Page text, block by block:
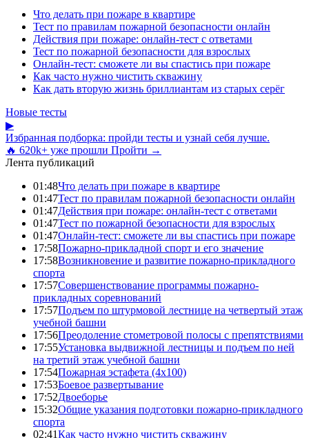
Что делать при пожаре в квартире
Тест по правилам пожарной безопасности онлайн
Действия при пожаре: онлайн-тест с ответами
Тест по пожарной безопасности для взрослых
Онлайн-тест: сможете ли вы спастись при пожаре
Как часто нужно чистить скважину
Как дать вторую жизнь бриллиантам из старых серёг
Новые тесты
▶
Избранная подборка: пройди тесты и узнай себя лучше.
🔥 620k+ уже прошли Пройти →
Лента публикаций
01:48Что делать при пожаре в квартире
01:47Тест по правилам пожарной безопасности онлайн
01:47Действия при пожаре: онлайн-тест с ответами
01:47Тест по пожарной безопасности для взрослых
01:47Онлайн-тест: сможете ли вы спастись при пожаре
17:58Пожарно-прикладной спорт и его значение
17:58Возникновение и развитие пожарно-прикладного
спорта
17:57Совершенствование программы пожарно-
прикладных соревнований
17:57Подъем по штурмовой лестнице на четвертый этаж
учебной башни
17:56Преодоление стометровой полосы с препятствиями
17:55Установка выдвижной лестницы и подъем по ней
на третий этаж учебной башни
17:54Пожарная эстафета (4x100)
17:53Боевое развертывание
17:52Двоеборье
15:32Общие указания подготовки пожарно-прикладного
спорта
02:41Как часто нужно чистить скважину